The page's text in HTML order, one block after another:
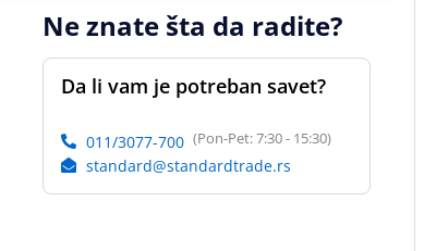
Ne znate šta da radite?
Da li vam je potreban savet?
011/3077-700 (Pon-Pet: 7:30 - 15:30)
standard@standardtrade.rs